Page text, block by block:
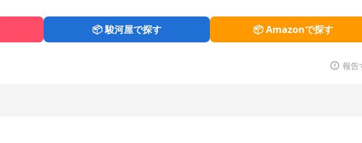
📦 駿河屋で探す 📦 Amazonで探す
報告